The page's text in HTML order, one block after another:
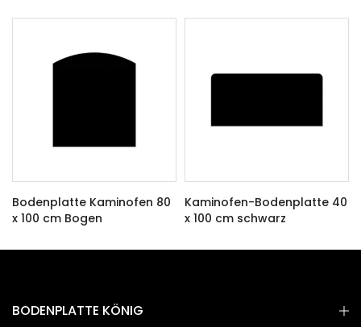
Bodenplatte Kaminofen 80
x 100 cm Bogen
Kaminofen-Bodenplatte 40
x 100 cm schwarz
BODENPLATTE KÖNIG